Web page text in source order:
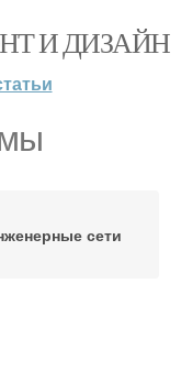
И ДИЗАЙН
сети